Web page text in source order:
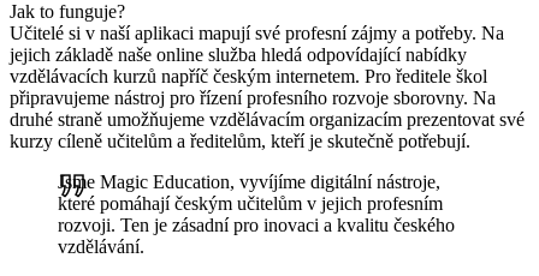
Jak to funguje?
Učitelé si v naší aplikaci mapují své profesní zájmy a potřeby. Na
jejich základě naše online služba hledá odpovídající nabídky
vzdělávacích kurzů napříč českým internetem. Pro ředitele škol
připravujeme nástroj pro řízení profesního rozvoje sborovny. Na
druhé straně umožňujeme vzdělávacím organizacím prezentovat své
kurzy cíleně učitelům a ředitelům, kteří je skutečně potřebují.
Jsme Magic Education, vyvíjíme digitální nástroje,
které pomáhají českým učitelům v jejich profesním
rozvoji. Ten je zásadní pro inovaci a kvalitu českého
vzdělávání.